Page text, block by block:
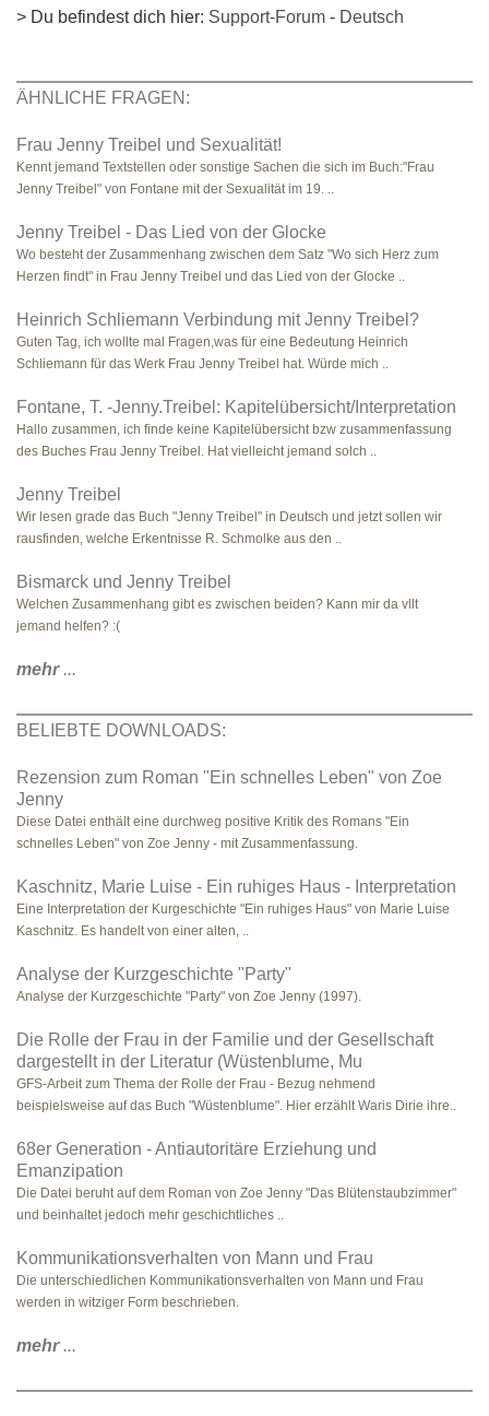
> Du befindest dich hier: Support-Forum - Deutsch
ÄHNLICHE FRAGEN:
Frau Jenny Treibel und Sexualität!
Kennt jemand Textstellen oder sonstige Sachen die sich im Buch:"Frau
Jenny Treibel" von Fontane mit der Sexualität im 19. ..
Jenny Treibel - Das Lied von der Glocke
Wo besteht der Zusammenhang zwischen dem Satz "Wo sich Herz zum
Herzen findt" in Frau Jenny Treibel und das Lied von der Glocke ..
Heinrich Schliemann Verbindung mit Jenny Treibel?
Guten Tag, ich wollte mal Fragen,was für eine Bedeutung Heinrich
Schliemann für das Werk Frau Jenny Treibel hat. Würde mich ..
Fontane, T. -Jenny.Treibel: Kapitelübersicht/Interpretation
Hallo zusammen, ich finde keine Kapitelübersicht bzw zusammenfassung
des Buches Frau Jenny Treibel. Hat vielleicht jemand solch ..
Jenny Treibel
Wir lesen grade das Buch "Jenny Treibel" in Deutsch und jetzt sollen wir
rausfinden, welche Erkentnisse R. Schmolke aus den ..
Bismarck und Jenny Treibel
Welchen Zusammenhang gibt es zwischen beiden? Kann mir da vllt
jemand helfen? :(
mehr...
BELIEBTE DOWNLOADS:
Rezension zum Roman "Ein schnelles Leben" von Zoe
Jenny
Diese Datei enthält eine durchweg positive Kritik des Romans "Ein
schnelles Leben" von Zoe Jenny - mit Zusammenfassung.
Kaschnitz, Marie Luise - Ein ruhiges Haus - Interpretation
Eine Interpretation der Kurgeschichte "Ein ruhiges Haus" von Marie Luise
Kaschnitz. Es handelt von einer alten, ..
Analyse der Kurzgeschichte "Party"
Analyse der Kurzgeschichte "Party" von Zoe Jenny (1997).
Die Rolle der Frau in der Familie und der Gesellschaft
dargestellt in der Literatur (Wüstenblume, Mu
GFS-Arbeit zum Thema der Rolle der Frau - Bezug nehmend
beispielsweise auf das Buch "Wüstenblume". Hier erzählt Waris Dirie ihre..
68er Generation - Antiautoritäre Erziehung und
Emanzipation
Die Datei beruht auf dem Roman von Zoe Jenny "Das Blütenstaubzimmer"
und beinhaltet jedoch mehr geschichtliches ..
Kommunikationsverhalten von Mann und Frau
Die unterschiedlichen Kommunikationsverhalten von Mann und Frau
werden in witziger Form beschrieben.
mehr...